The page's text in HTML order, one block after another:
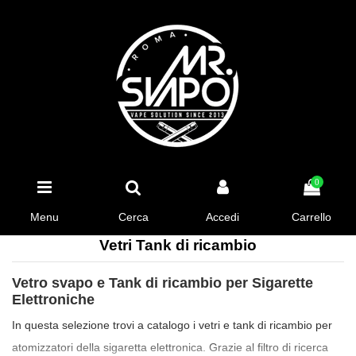
Menu Cerca Accedi
0
Carrello
Vetri Tank di ricambio
Vetro svapo e Tank di ricambio per Sigarette
Elettroniche
In questa selezione trovi a catalogo i vetri e tank di ricambio per
atomizzatori della sigaretta elettronica. Grazie al filtro di ricerca